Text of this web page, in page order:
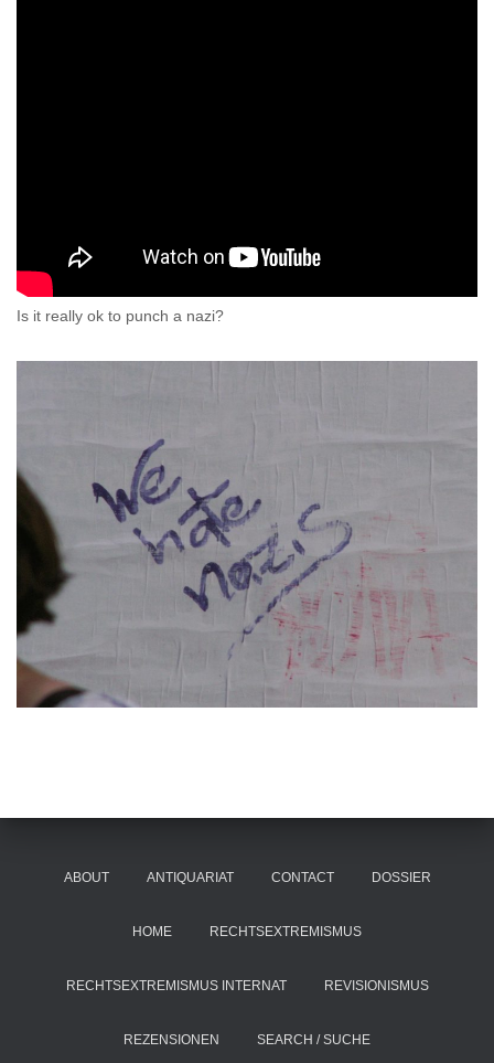
Is it really ok to punch a nazi?
ABOUT ANTIQUARIAT CONTACT DOSSIER
HOME RECHTSEXTREMISMUS
RECHTSEXTREMISMUS INTERNAT REVISIONISMUS
REZENSIONEN SEARCH / SUCHE